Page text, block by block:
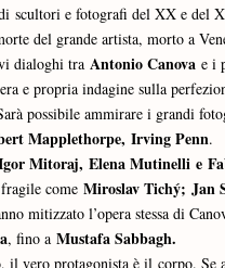
scultori e fotografi del XX e del
del grande artista, morto a
dialoghi tra Antonio Canova e i
e propria indagine sulla
possibile ammirare i grandi
Mapplethorpe, Irving Penn.
Mitoraj, Elena Mutinelli e
come Miroslav Tichý; Jan
mitizzato l’opera stessa di
, fino a Mustafa Sabbagh.
vero protagonista è il corpo. Se